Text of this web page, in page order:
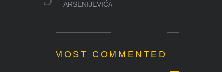
ARSENIJEVIĆA
MOST COMMENTED